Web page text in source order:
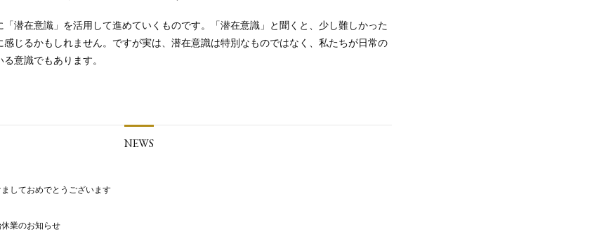
潜在意識」を活用して進めていくものです。「潜在意識」と聞くと、少し難しかった
感じるかもしれません。ですが実は、潜在意識は特別なものではなく、私たちが日常の
意識でもあります。
NEWS
しておめでとうございます
業のお知らせ